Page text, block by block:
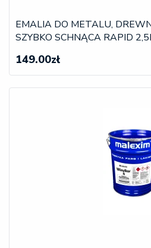
EMALIA DO METALU,
SZYBKO SCHNĄCA RAPID
149.00zł